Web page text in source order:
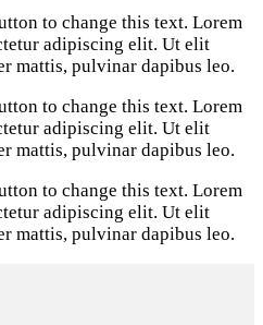
to change this text. Lorem
adipiscing elit. Ut elit
mattis, pulvinar dapibus leo.
to change this text. Lorem
adipiscing elit. Ut elit
mattis, pulvinar dapibus leo.
to change this text. Lorem
adipiscing elit. Ut elit
mattis, pulvinar dapibus leo.